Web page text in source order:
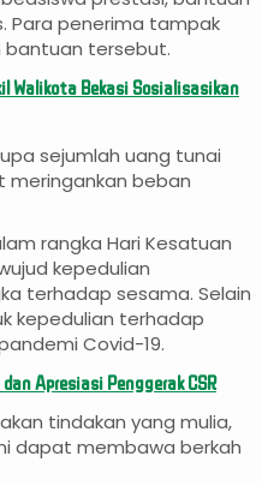
Para penerima tampak
tersebut.
Walikota Bekasi Sosialisasikan
sejumlah uang tunai
beban
rangka Hari Kesatuan
kepedulian
terhadap sesama. Selain
kepedulian terhadap
Covid-19.
Apresiasi Penggerak CSR
tindakan yang mulia,
dapat membawa berkah